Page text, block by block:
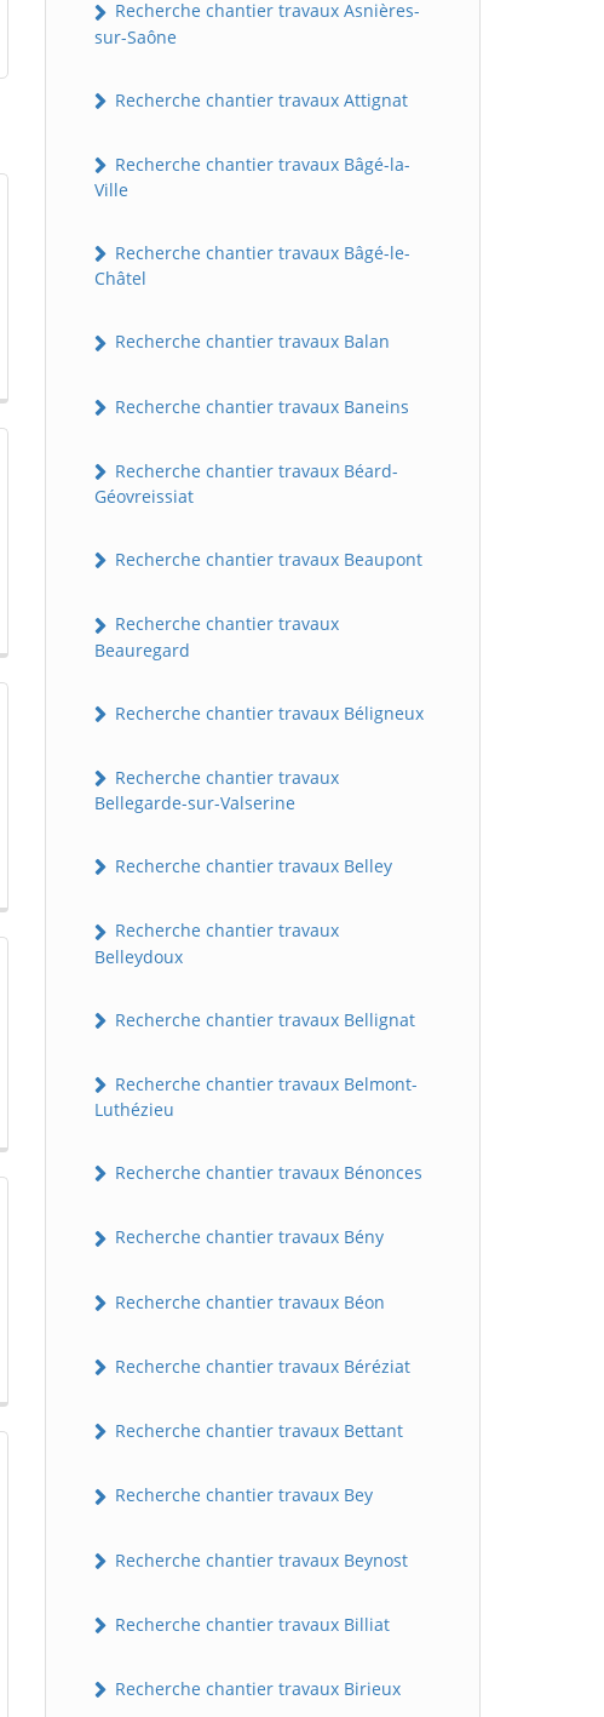
Recherche chantier travaux Asnières-
sur-Saône
Recherche chantier travaux Attignat
Recherche chantier travaux Bâgé-la-
Ville
Recherche chantier travaux Bâgé-le-
Châtel
Recherche chantier travaux Balan
Recherche chantier travaux Baneins
Recherche chantier travaux Béard-
Géovreissiat
Recherche chantier travaux Beaupont
Recherche chantier travaux
Beauregard
Recherche chantier travaux Béligneux
Recherche chantier travaux
Bellegarde-sur-Valserine
Recherche chantier travaux Belley
Recherche chantier travaux
Belleydoux
Recherche chantier travaux Bellignat
Recherche chantier travaux Belmont-
Luthézieu
Recherche chantier travaux Bénonces
Recherche chantier travaux Bény
Recherche chantier travaux Béon
Recherche chantier travaux Béréziat
Recherche chantier travaux Bettant
Recherche chantier travaux Bey
Recherche chantier travaux Beynost
Recherche chantier travaux Billiat
Recherche chantier travaux Birieux